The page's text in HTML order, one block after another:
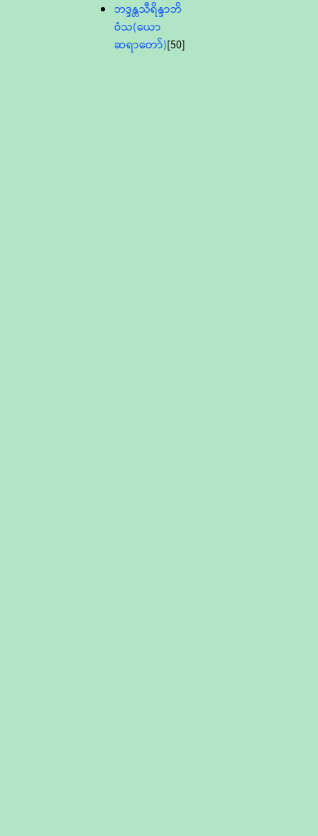
ဘဒ္ဒန္တသီရိန္ဒာဘိ
ဝံသ(ယော
ဆရာတော်)[50]